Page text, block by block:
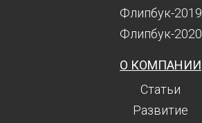
Флипбук-2019
Флипбук-2020
О КОМПАНИИ
Статьи
Развитие